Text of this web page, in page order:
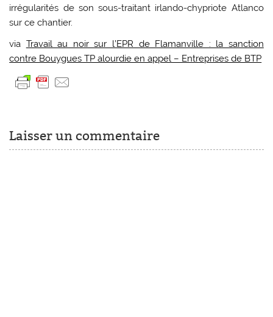
irrégularités de son sous-traitant irlando-chypriote Atlanco
sur ce chantier.
via Travail au noir sur l’EPR de Flamanville : la sanction
contre Bouygues TP alourdie en appel – Entreprises de BTP
Laisser un commentaire